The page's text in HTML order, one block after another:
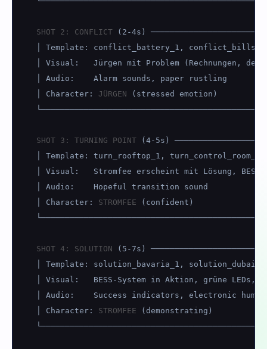
SHOT 2: CONFLICT (2-4s)
│ Template: conflict_battery_1,
│ Visual:   Jürgen mit Problem (Rechnungen,
│ Audio:    Alarm sounds, paper rustling
│ Character: JÜRGEN (stressed emotion)
SHOT 3: TURNING POINT (4-5s)
│ Template: turn_rooftop_1, turn_control_room_1
│ Visual:   Stromfee erscheint mit Lösung, BESS-
│ Audio:    Hopeful transition sound
│ Character: STROMFEE (confident)
SHOT 4: SOLUTION (5-7s)
│ Template: solution_bavaria_1,
│ Visual:   BESS-System in Aktion, grüne LEDs,
│ Audio:    Success indicators, electronic hum
│ Character: STROMFEE (demonstrating)